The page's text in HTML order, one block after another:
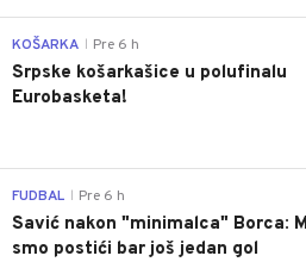
KOŠARKA Pre 6 h
Srpske košarkašice u polufinalu
Eurobasketa!
FUDBAL Pre 6 h
Savić nakon "minimalca" Borca:
smo postići bar još jedan gol